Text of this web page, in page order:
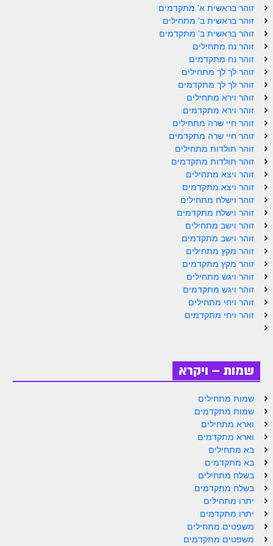
הזוהר הקדוש – קדושים למתחילים
הזוהר הקדוש – קדושים למתקדמים
ספר הזוהר אמור השקפה
הזוהר הקדוש פרשת בהר למתחילים
הזוהר הקדוש פרשת בהר – מתקדמים
זוהר בחוקותי למתחילים
זוהר הקדוש בחוקותי למתקדמים
ספר הזוהר – במדבר
זוהר במדבר מתחילים
זוהר במדבר מתקדמים
זוהר נשא למתחילים
זוהר בהעלותך למתחילים
זוהר שלח לך למתחילים
זוהר שלח לך למתקדמים
זוהר קורח למתחילים
זוהר קורח למתקדמים
חוקת למתחילים
חוקת מתקדמים
זוהר בלק למתחילים
זוהר בראשית א' מתקדמים
זוהר בראשית ב' מתחילים
זוהר בראשית ב' מתקדמים
זוהר נח מתחילים
זוהר נח מתקדמים
זוהר לך לך מתחילים
זוהר לך לך מתקדמים
זוהר וירא מתחילים
זוהר וירא מתקדמים
זוהר חיי שרה מתחילים
זוהר חיי שרה מתקדמים
זוהר תולדות מתחילים
זוהר תולדות מתקדמים
זוהר ויצא מתחילים
זוהר ויצא מתקדמים
זוהר וישלח מתחילים
זוהר וישלח מתקדמים
זוהר וישב מתחילים
זוהר וישב מתקדמים
זוהר מקץ מתחילים
זוהר מקץ מתקדמים
זוהר ויגש מתחילים
זוהר ויגש מתקדמים
זוהר ויחי מתחילים
זוהר ויחי מתקדמים
שמות – ויקרא
שמות מתחילים
שמות מתקדמים
וארא מתחילים
וארא מתקדמים
בא מתחילים
בא מתקדמים
בשלח מתחילים
בשלח מתקדמים
יתרו מתחילים
יתרו מתקדמים
משפטים מתחילים
משפטים מתקדמים